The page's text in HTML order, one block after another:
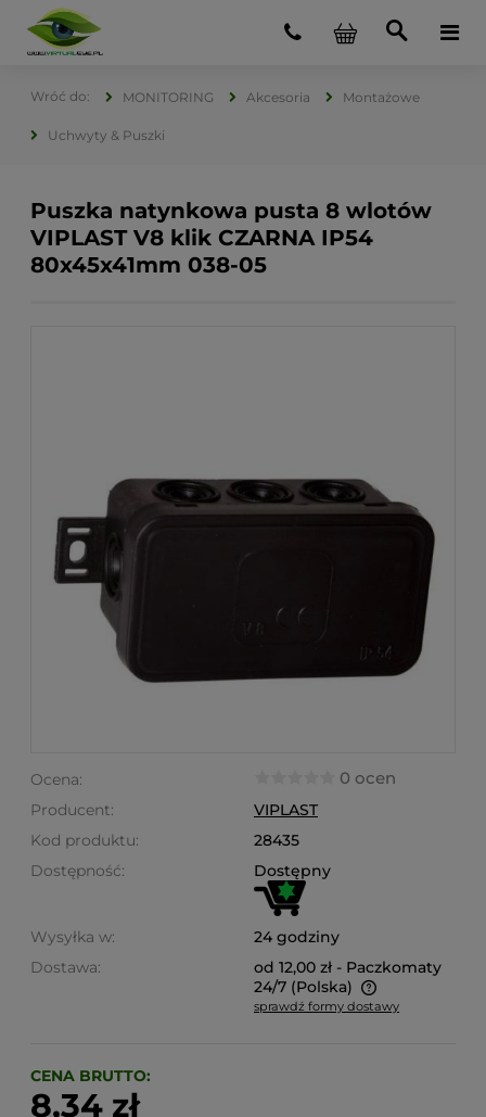
MONITORING Akcesoria Montażowe
Uchwyty & Puszki
Puszka natynkowa pusta 8 wlotów
VIPLAST V8 klik CZARNA IP54
80x45x41mm 038-05
Ocena: 0 ocen
Producent:
VIPLAST
Kod produktu:
28435
Dostępność:
Dostępny
Wysyłka w:
24 godziny
Dostawa:
od 12,00 zł - Paczkomaty
24/7 (Polska)
Cena nie zawiera ewentualnych kosztów płatności
sprawdź formy dostawy
CENA BRUTTO:
8,34 zł